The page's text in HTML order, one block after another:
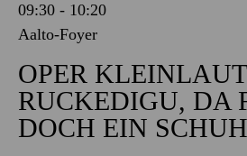
09:30 - 10:20
Aalto-Foyer
OPER KLEINLAUT
RUCKEDIGU, DA
DOCH EIN SCHUH